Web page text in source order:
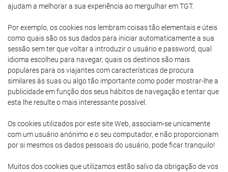
ajudam a melhorar a sua experiência ao mergulhar em TGT.
Por exemplo, os cookies nos lembram coisas tão elementais e úteis
como quais são os sus dados para iniciar automaticamente a sua
sessão sem ter que voltar a introduzir o usuário e password, qual
idioma escolheu para navegar, quais os destinos são mais
populares para os viajantes com características de procura
similares às suas ou algo tão importante como poder mostrar-lhe a
publicidade em função dos seus hábitos de navegação e tentar que
esta lhe resulte o mais interessante possível.
Os cookies utilizados por este site Web, associam-se unicamente
com um usuário anónimo e o seu computador, e não proporcionam
por si mesmos os dados pessoais do usuário, pode ficar tranquilo!
Muitos dos cookies que utilizamos estão salvo da obrigação de vos